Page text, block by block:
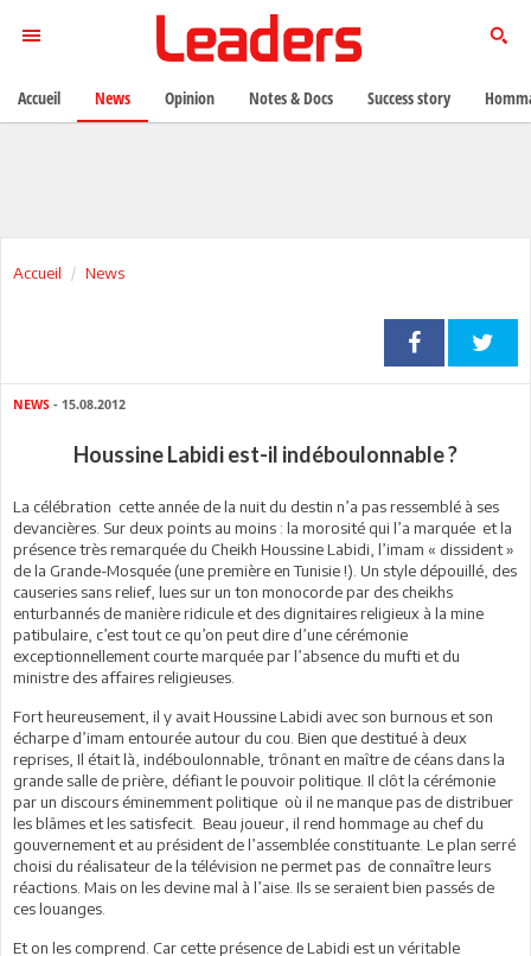
Accueil News
NEWS - 15.08.2012
Houssine Labidi est-il indéboulonnable ?
La célébration cette année de la nuit du destin n’a pas ressemblé à ses
devancières. Sur deux points au moins : la morosité qui l’a marquée et la
présence très remarquée du Cheikh Houssine Labidi, l’imam « dissident »
de la Grande-Mosquée (une première en Tunisie !). Un style dépouillé, des
causeries sans relief, lues sur un ton monocorde par des cheikhs
enturbannés de manière ridicule et des dignitaires religieux à la mine
patibulaire, c’est tout ce qu’on peut dire d’une cérémonie
exceptionnellement courte marquée par l’absence du mufti et du
ministre des affaires religieuses.
Fort heureusement, il y avait Houssine Labidi avec son burnous et son
écharpe d’imam entourée autour du cou. Bien que destitué à deux
reprises, Il était là, indéboulonnable, trônant en maître de céans dans la
grande salle de prière, défiant le pouvoir politique. Il clôt la cérémonie
par un discours éminemment politique où il ne manque pas de distribuer
les blâmes et les satisfecit. Beau joueur, il rend hommage au chef du
gouvernement et au président de l’assemblée constituante. Le plan serré
choisi du réalisateur de la télévision ne permet pas de connaître leurs
réactions. Mais on les devine mal à l’aise. Ils se seraient bien passés de
ces louanges.
Et on les comprend. Car cette présence de Labidi est un véritable
Accueil News Opinion Notes & Docs Success story